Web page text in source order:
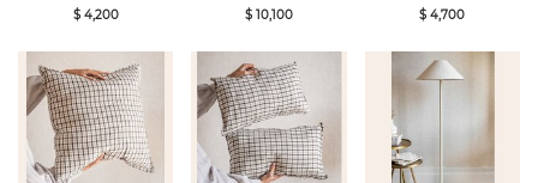
$ 4,200
$ 10,100
$ 4,700